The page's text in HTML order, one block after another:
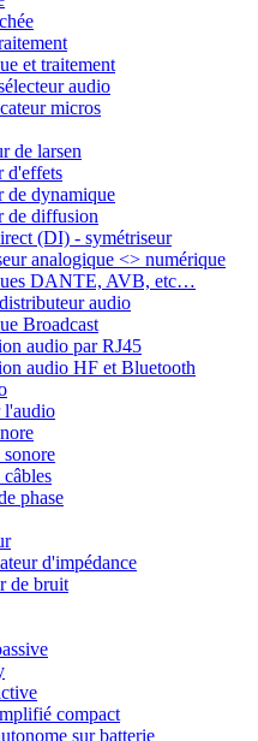
et traitement
audio
micros
de larsen
d'effets
de dynamique
de diffusion
(DI) - symétriseur
analogique <> numérique
DANTE, AVB, etc…
audio
Broadcast
audio par RJ45
audio HF et Bluetooth
l'audio
câbles
phase
d'impédance
de bruit
compact
sur batterie